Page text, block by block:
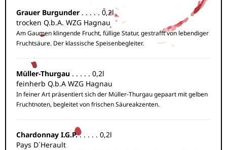
Grauer Burgunder . . . . . 0,2l
trocken Q.b.A. WZG Hagnau
Am Gaumen klingende Frucht, füllige Statur, gestrafft von lebendiger
Fruchtsäure. Der klassische Speisenbegleiter.
Müller-Thurgau . . . . . 0,2l
feinherb Q.b.A WZG Hagnau
In feiner Art präsentiert sich der Müller-Thurgau gepaart mit gelben
Fruchtnoten, begleitet von frischen Säureakzenten.
Chardonnay I.G.P.. . . . . 0,2l
Pays D´Herault